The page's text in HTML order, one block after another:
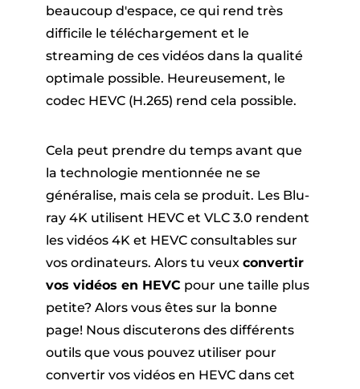
en ligne
SoundCloud
beaucoup d'espace, ce qui rend très
difficile le téléchargement et le
streaming de ces vidéos dans la qualité
optimale possible. Heureusement, le
codec HEVC (H.265) rend cela possible.
Cela peut prendre du temps avant que
la technologie mentionnée ne se
généralise, mais cela se produit. Les Blu-
ray 4K utilisent HEVC et VLC 3.0 rendent
les vidéos 4K et HEVC consultables sur
vos ordinateurs. Alors tu veux convertir
vos vidéos en HEVC pour une taille plus
petite? Alors vous êtes sur la bonne
page! Nous discuterons des différents
outils que vous pouvez utiliser pour
convertir vos vidéos en HEVC dans cet